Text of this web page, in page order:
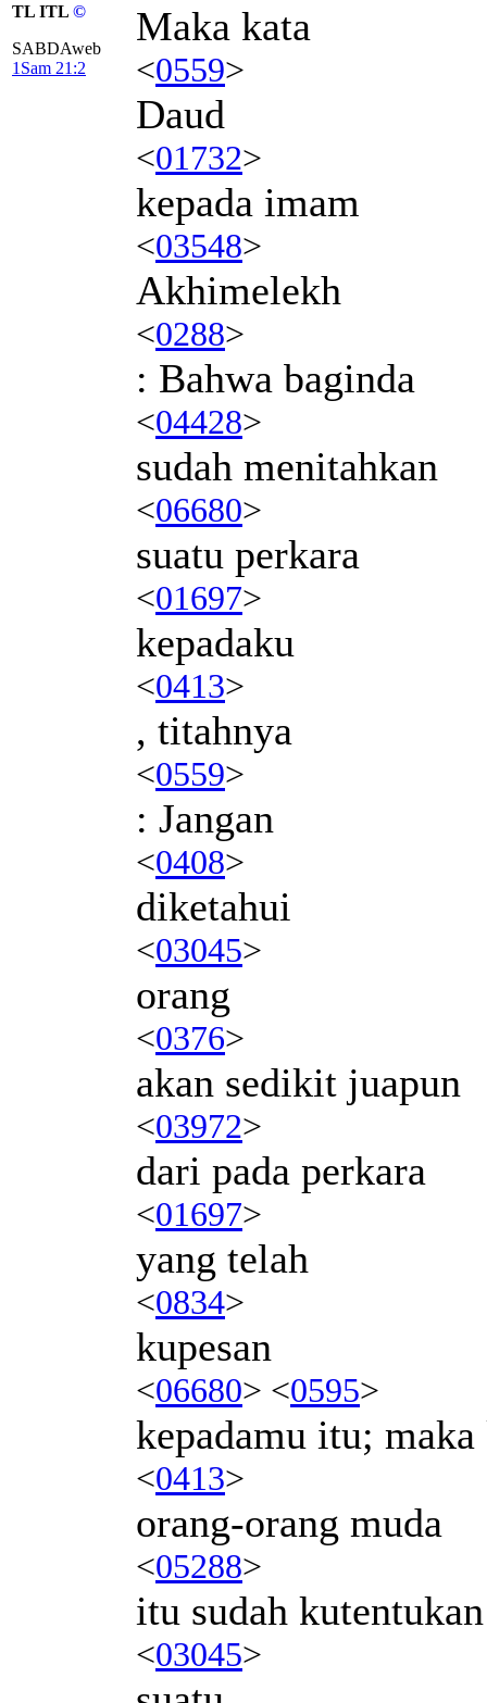
TL ITL ©
SABDAweb
1Sam 21:2
Maka kata
<0559>
Daud
<01732>
kepada imam
<03548>
Akhimelekh
<0288>
: Bahwa baginda
<04428>
sudah menitahkan
<06680>
suatu perkara
<01697>
kepadaku
<0413>
, titahnya
<0559>
: Jangan
<0408>
diketahui
<03045>
orang
<0376>
akan sedikit juapun
<03972>
dari pada perkara
<01697>
yang telah
<0834>
kupesan
<06680> <0595>
kepadamu itu; maka
<0413>
orang-orang muda
<05288>
itu sudah kutentukan
<03045>